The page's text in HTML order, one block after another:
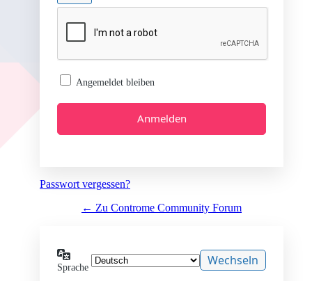
Angemeldet bleiben
Passwort vergessen?
← Zu Controme Community Forum
Sprache